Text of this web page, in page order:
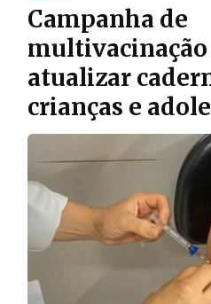
Campanha de
multivacinação
atualizar
crianças e
aberta